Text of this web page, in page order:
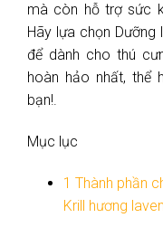
mà còn hỗ trợ sức
Hãy lựa chọn
để dành cho thú
hoàn hảo nhất, thể
bạn!.
Mục lục
1 Thành phần
Krill hương